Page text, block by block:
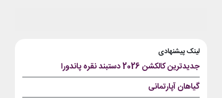
لینک پیشنهادی
جدیدترین کالکشن 2026 دستبند نقره پاندورا
گیاهان آپارتمانی